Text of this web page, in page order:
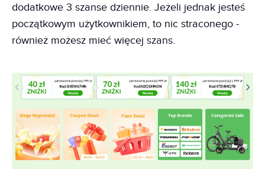
dodatkowe 3 szanse dziennie. Jeżeli jednak jesteś
początkowym użytkownikiem, to nic straconego -
również możesz mieć więcej szans.